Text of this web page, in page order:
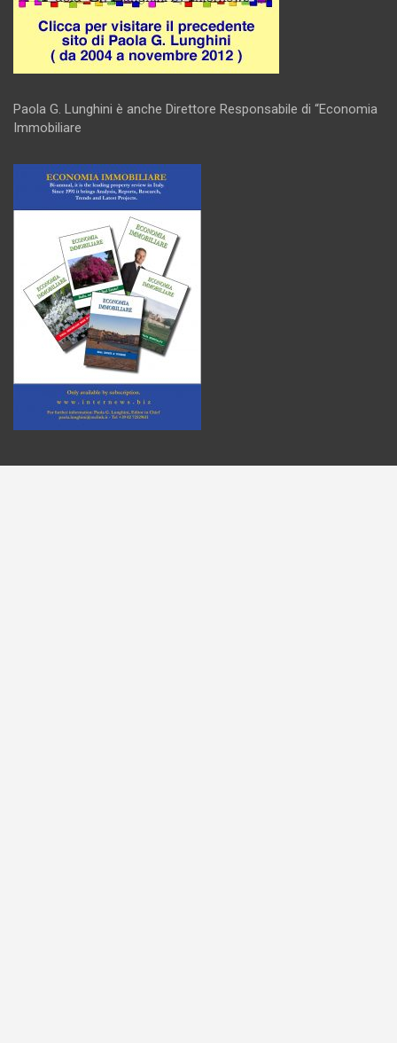
Paola G. Lunghini è anche Direttore Responsabile di “Economia
Immobiliare